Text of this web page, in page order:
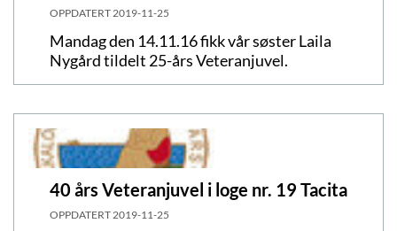
OPPDATERT 2019-11-25
Mandag den 14.11.16 fikk vår søster Laila
Nygård tildelt 25-års Veteranjuvel.
40 års Veteranjuvel i loge nr. 19 Tacita
OPPDATERT 2019-11-25